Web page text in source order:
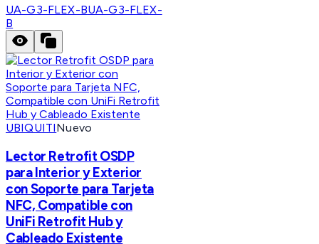
UA-G3-FLEX-BUA-G3-FLEX-
B
UBIQUITINuevo
Lector Retrofit OSDP
para Interior y Exterior
con Soporte para Tarjeta
NFC, Compatible con
UniFi Retrofit Hub y
Cableado Existente